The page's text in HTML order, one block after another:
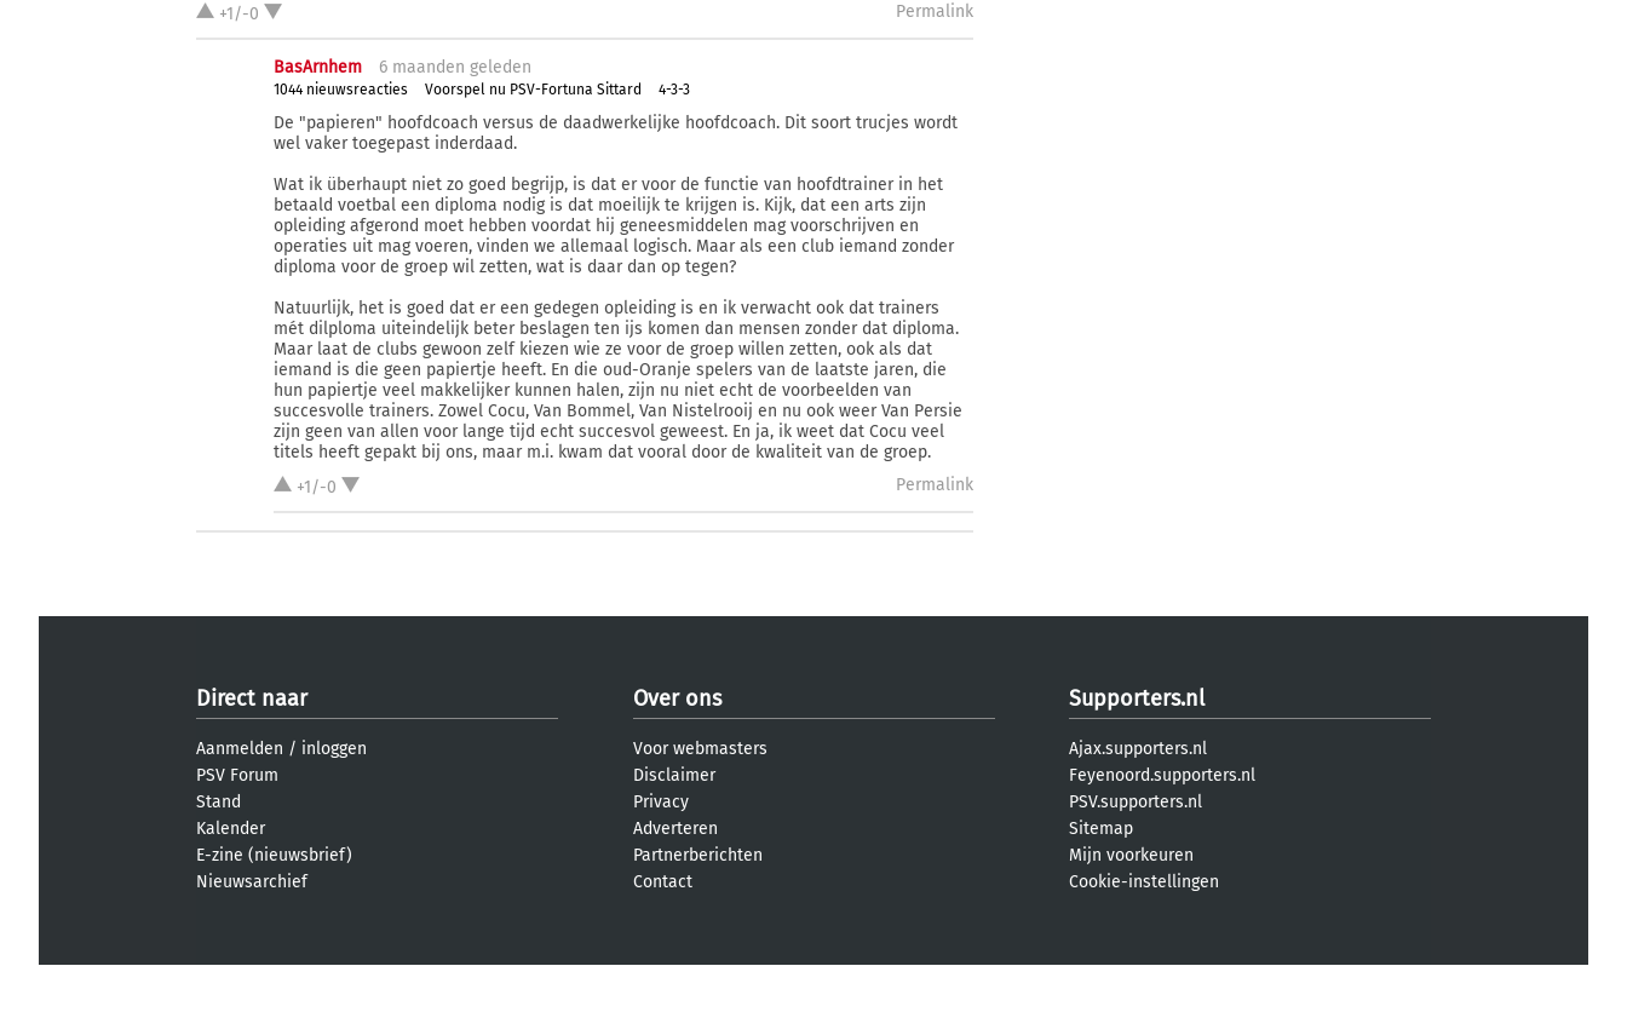
+1/-0
Permalink
BasArnhem 6 maanden geleden
1044 nieuwsreacties Voorspel nu PSV-Fortuna Sittard 4-3-3
De "papieren" hoofdcoach versus de daadwerkelijke hoofdcoach. Dit soort trucjes wordt
wel vaker toegepast inderdaad.
Wat ik überhaupt niet zo goed begrijp, is dat er voor de functie van hoofdtrainer in het
betaald voetbal een diploma nodig is dat moeilijk te krijgen is. Kijk, dat een arts zijn
opleiding afgerond moet hebben voordat hij geneesmiddelen mag voorschrijven en
operaties uit mag voeren, vinden we allemaal logisch. Maar als een club iemand zonder
diploma voor de groep wil zetten, wat is daar dan op tegen?
Natuurlijk, het is goed dat er een gedegen opleiding is en ik verwacht ook dat trainers
mét dilploma uiteindelijk beter beslagen ten ijs komen dan mensen zonder dat diploma.
Maar laat de clubs gewoon zelf kiezen wie ze voor de groep willen zetten, ook als dat
iemand is die geen papiertje heeft. En die oud-Oranje spelers van de laatste jaren, die
hun papiertje veel makkelijker kunnen halen, zijn nu niet echt de voorbeelden van
succesvolle trainers. Zowel Cocu, Van Bommel, Van Nistelrooij en nu ook weer Van Persie
zijn geen van allen voor lange tijd echt succesvol geweest. En ja, ik weet dat Cocu veel
titels heeft gepakt bij ons, maar m.i. kwam dat vooral door de kwaliteit van de groep.
+1/-0
Permalink
Direct naar
Aanmelden / inloggen
PSV Forum
Stand
Kalender
E-zine (nieuwsbrief)
Nieuwsarchief
Over ons
Voor webmasters
Disclaimer
Privacy
Adverteren
Partnerberichten
Contact
Supporters.nl
Ajax.supporters.nl
Feyenoord.supporters.nl
PSV.supporters.nl
Sitemap
Mijn voorkeuren
Cookie-instellingen